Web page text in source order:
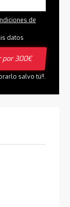
de
datos
por 300€
salvo tú!!.